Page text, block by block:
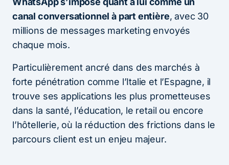
canal conversationnel à part entière, avec 30
millions de messages marketing envoyés
chaque mois.
Particulièrement ancré dans des marchés à
forte pénétration comme l’Italie et l’Espagne, il
trouve ses applications les plus prometteuses
dans la santé, l’éducation, le retail ou encore
l’hôtellerie, où la réduction des frictions dans le
parcours client est un enjeu majeur.